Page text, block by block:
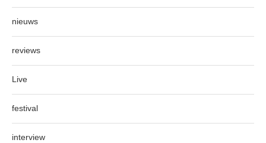
nieuws
reviews
Live
festival
interview